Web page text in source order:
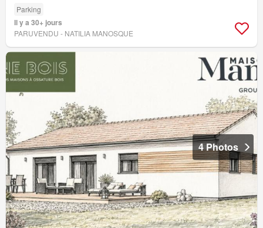
Parking
Il y a 30+ jours
PARUVENDU - NATILIA MANOSQUE
4 Photos